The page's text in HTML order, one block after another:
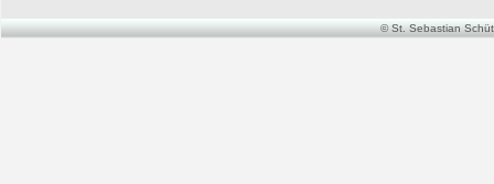
© St. Sebastian